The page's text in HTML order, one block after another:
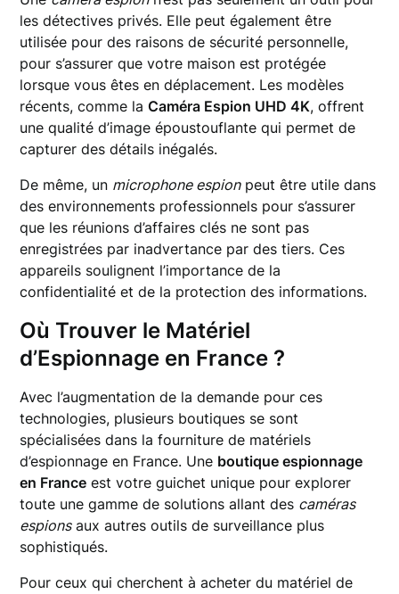
les détectives privés. Elle peut également être
utilisée pour des raisons de sécurité personnelle,
pour s’assurer que votre maison est protégée
lorsque vous êtes en déplacement. Les modèles
récents, comme laCaméra Espion UHD 4K, offrent
une qualité d’image époustouflante qui permet de
capturer des détails inégalés.
De même, un microphone espionpeut être utile dans
des environnements professionnels pour s’assurer
que les réunions d’affaires clés ne sont pas
enregistrées par inadvertance par des tiers. Ces
appareils soulignent l’importance de la
confidentialité et de la protection des informations.
Où Trouver le Matériel
d’Espionnage en France ?
Avec l’augmentation de la demande pour ces
technologies, plusieurs boutiques se sont
spécialisées dans la fourniture de matériels
d’espionnage en France. Une boutique espionnage
en France est votre guichet unique pour explorer
toute une gamme de solutions allant des caméras
espionsaux autres outils de surveillance plus
sophistiqués.
Pour ceux qui cherchent à acheter du matériel de